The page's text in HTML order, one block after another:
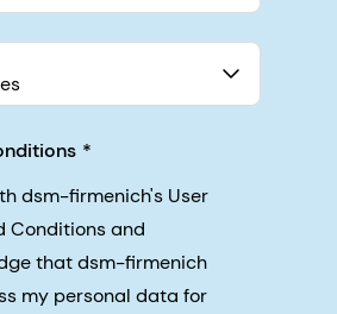
dsm-firmenich's User
Conditions and
that dsm-firmenich
my personal data for